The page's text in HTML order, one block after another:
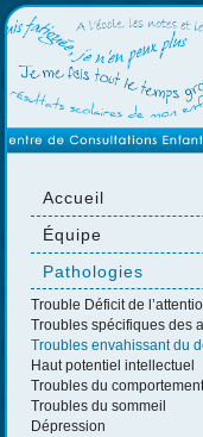
Accueil
Équipe
Pathologies
Trouble Déficit de
Troubles spécifiques des
Troubles envahissant du
Haut potentiel intellectuel
Troubles du
Troubles du sommeil
Dépression